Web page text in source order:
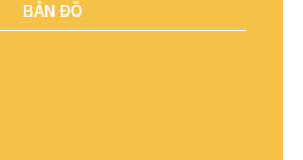
BẢN ĐỒ